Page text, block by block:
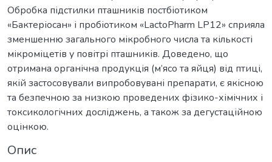
Обробка підстилки пташників постбіотиком
«Бактеріосан» і пробіотиком «LactoPharm LP12» сприяла
зменшенню загального мікробного числа та кількості
мікроміцетів у повітрі пташників. Доведено, що
отримана органічна продукція (м’ясо та яйця) від птиці,
якій застосовували випробовувані препарати, є якісною
та безпечною за низкою проведених фізико-хімічних і
токсикологічних досліджень, а також за дегустаційною
оцінкою.
Опис